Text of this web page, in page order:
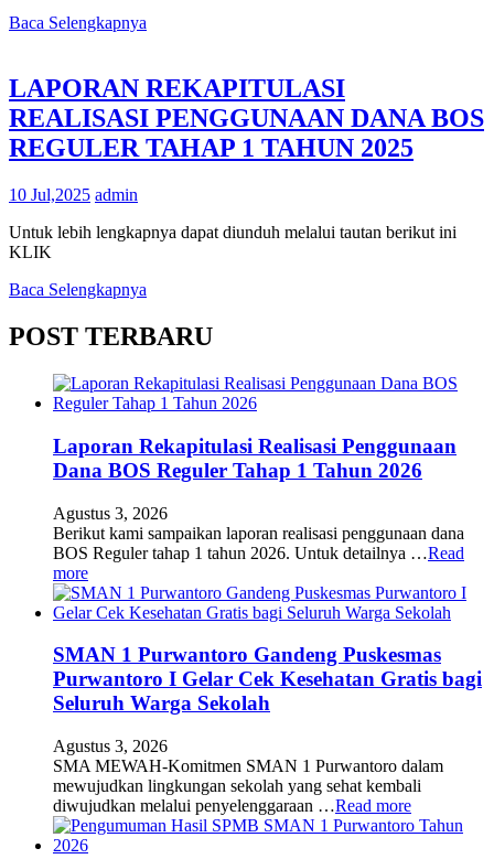
Baca Selengkapnya
LAPORAN REKAPITULASI
REALISASI PENGGUNAAN DANA BOS
REGULER TAHAP 1 TAHUN 2025
10 Jul,2025 admin
Untuk lebih lengkapnya dapat diunduh melalui tautan berikut ini
KLIK
Baca Selengkapnya
POST TERBARU
Laporan Rekapitulasi Realisasi Penggunaan
Dana BOS Reguler Tahap 1 Tahun 2026
Agustus 3, 2026
Berikut kami sampaikan laporan realisasi penggunaan dana
BOS Reguler tahap 1 tahun 2026. Untuk detailnya …Read
more
SMAN 1 Purwantoro Gandeng Puskesmas
Purwantoro I Gelar Cek Kesehatan Gratis bagi
Seluruh Warga Sekolah
Agustus 3, 2026
SMA MEWAH-Komitmen SMAN 1 Purwantoro dalam
mewujudkan lingkungan sekolah yang sehat kembali
diwujudkan melalui penyelenggaraan …Read more